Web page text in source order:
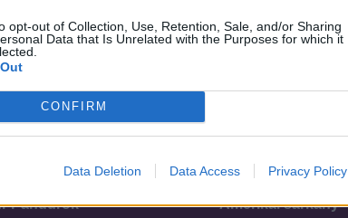
opt-out of Collection, Use, Retention, Sale, and/or Sharing
Data that Is Unrelated with the Purposes for which it
CONFIRM
Data Deletion Data Access Privacy Policy
7.3
Pandúrok
2005
Amerikai sárkány